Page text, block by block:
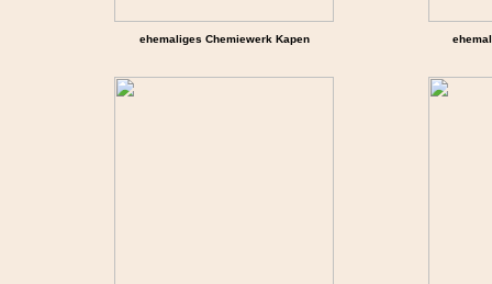
ehemaliges Chemiewerk Kapen